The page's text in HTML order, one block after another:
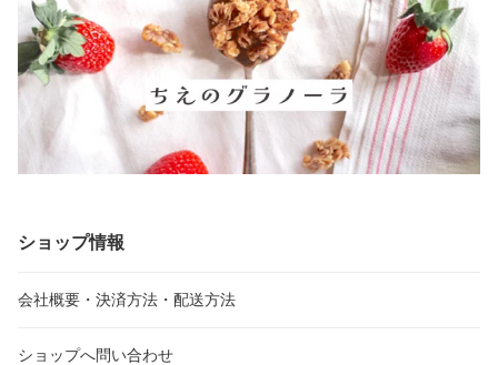
ショップ情報
会社概要・決済方法・配送方法
ショップへ問い合わせ